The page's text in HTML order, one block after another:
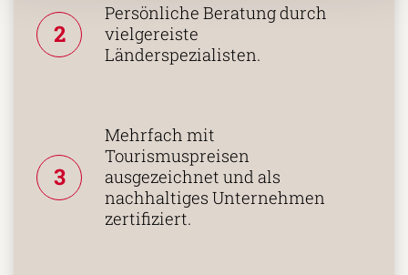
2
Persönliche Beratung durch
vielgereiste
Länderspezialisten.
3
Mehrfach mit
Tourismuspreisen
ausgezeichnet und als
nachhaltiges Unternehmen
zertifiziert.